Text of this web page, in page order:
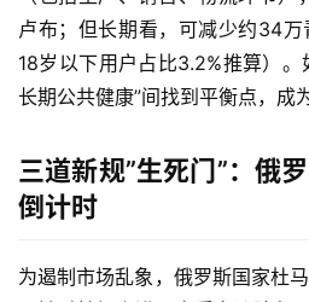
卢布；但长期看，可减少约34
18岁以下用户占比3.2%推算）。
长期公共健康”间找到平衡点，成
三道新规”生死门”：俄
倒计时
为遏制市场乱象，俄罗斯国家杜